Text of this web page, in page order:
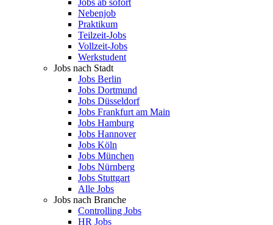
Jobs ab sofort
Nebenjob
Praktikum
Teilzeit-Jobs
Vollzeit-Jobs
Werkstudent
Jobs nach Stadt
Jobs Berlin
Jobs Dortmund
Jobs Düsseldorf
Jobs Frankfurt am Main
Jobs Hamburg
Jobs Hannover
Jobs Köln
Jobs München
Jobs Nürnberg
Jobs Stuttgart
Alle Jobs
Jobs nach Branche
Controlling Jobs
HR Jobs